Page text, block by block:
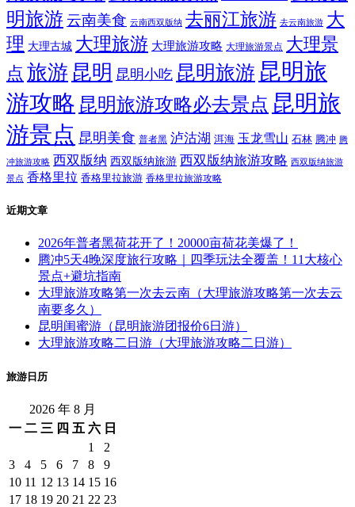
明旅游 云南美食 云南西双版纳 去丽江旅游 去云南旅游 大
理 大理古城 大理旅游 大理旅游攻略 大理旅游景点 大理景
点 旅游 昆明 昆明小吃 昆明旅游 昆明旅
游攻略 昆明旅游攻略必去景点 昆明旅
游景点 昆明美食 普者黑 泸沽湖 洱海 玉龙雪山 石林 腾冲 腾
冲旅游攻略 西双版纳 西双版纳旅游 西双版纳旅游攻略 西双版纳旅游
景点 香格里拉 香格里拉旅游 香格里拉旅游攻略
近期文章
2026年普者黑荷花开了！20000亩荷花美爆了！
腾冲5天4晚深度旅行攻略｜四季玩法全覆盖！11大核心
景点+避坑指南
大理旅游攻略第一次去云南（大理旅游攻略第一次去云
南要多久）
昆明闺蜜游（昆明旅游团报价6日游）
大理旅游攻略二日游（大理旅游攻略二日游）
旅游日历
2026 年 8 月
一 二 三 四 五 六 日
1
2
3
4 5 6 7 8
9
10 11 12 13 14 15 16
17 18 19 20 21 22 23